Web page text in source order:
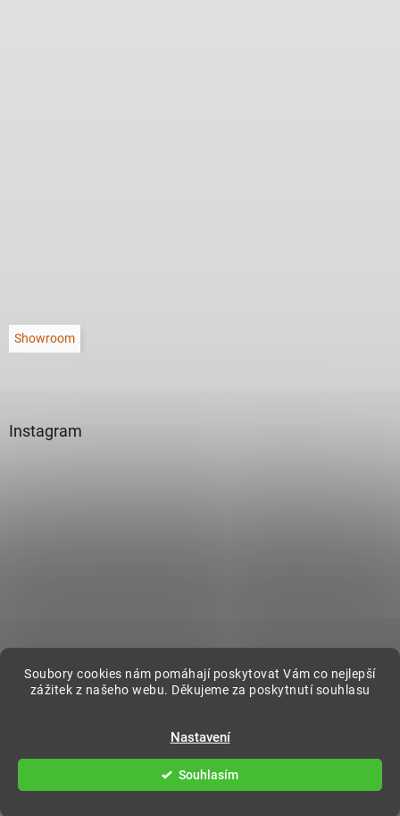
Soubory cookies nám pomáhají poskytovat Vám co nejlepší
zážitek z našeho webu. Děkujeme za poskytnutí souhlasu
Nastavení
Souhlasím
Showroom
Instagram
DecorOnline. Všechna práva vyhrazena.